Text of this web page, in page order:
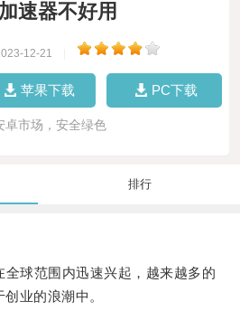
速器不好用
12-21
苹果下载 PC下载
卓市场，安全绿色
排行
球范围内迅速兴起，越来越多的
业的浪潮中。